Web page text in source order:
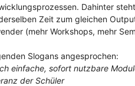
Dahinter
Zeit zum gleichen
(mehr Workshops, mehr
Slogans angesprochen:
einfache, sofort nutzbare
der Schüler